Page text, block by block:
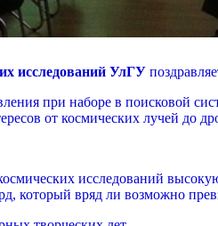
исследований УлГУ
при наборе в поисковой
от космических лучей до
исследований
который вряд ли возможно